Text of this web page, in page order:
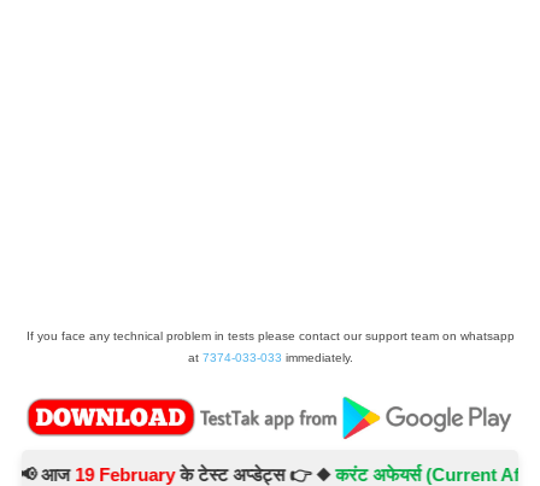
If you face any technical problem in tests please contact our support team on whatsapp
at 7374-033-033 immediately.
आज19 Februaryके टेस्ट अप्डेट्स 👉 ◆करंट अफेयर्स (Current Affairs) -